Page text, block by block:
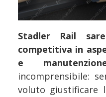
Stadler Rail
competitiva in
e
incomprensibile:
voluto giustificare